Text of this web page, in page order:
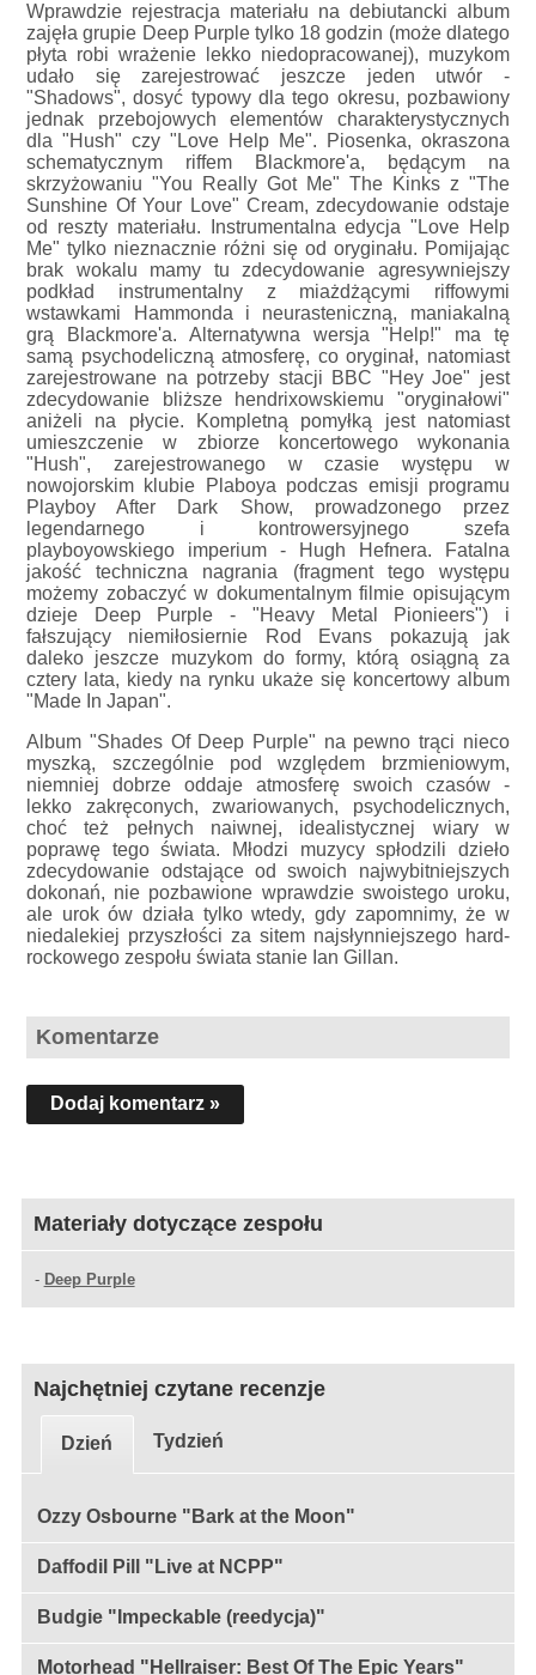
Wprawdzie rejestracja materiału na debiutancki album
zajęła grupie Deep Purple tylko 18 godzin (może dlatego
płyta robi wrażenie lekko niedopracowanej), muzykom
udało się zarejestrować jeszcze jeden utwór -
"Shadows", dosyć typowy dla tego okresu, pozbawiony
jednak przebojowych elementów charakterystycznych
dla "Hush" czy "Love Help Me". Piosenka, okraszona
schematycznym riffem Blackmore'a, będącym na
skrzyżowaniu "You Really Got Me" The Kinks z "The
Sunshine Of Your Love" Cream, zdecydowanie odstaje
od reszty materiału. Instrumentalna edycja "Love Help
Me" tylko nieznacznie różni się od oryginału. Pomijając
brak wokalu mamy tu zdecydowanie agresywniejszy
podkład instrumentalny z miażdżącymi riffowymi
wstawkami Hammonda i neurasteniczną, maniakalną
grą Blackmore'a. Alternatywna wersja "Help!" ma tę
samą psychodeliczną atmosferę, co oryginał, natomiast
zarejestrowane na potrzeby stacji BBC "Hey Joe" jest
zdecydowanie bliższe hendrixowskiemu "oryginałowi"
aniżeli na płycie. Kompletną pomyłką jest natomiast
umieszczenie w zbiorze koncertowego wykonania
"Hush", zarejestrowanego w czasie występu w
nowojorskim klubie Plaboya podczas emisji programu
Playboy After Dark Show, prowadzonego przez
legendarnego i kontrowersyjnego szefa
playboyowskiego imperium - Hugh Hefnera. Fatalna
jakość techniczna nagrania (fragment tego występu
możemy zobaczyć w dokumentalnym filmie opisującym
dzieje Deep Purple - "Heavy Metal Pionieers") i
fałszujący niemiłosiernie Rod Evans pokazują jak
daleko jeszcze muzykom do formy, którą osiągną za
cztery lata, kiedy na rynku ukaże się koncertowy album
"Made In Japan".
Album "Shades Of Deep Purple" na pewno trąci nieco
myszką, szczególnie pod względem brzmieniowym,
niemniej dobrze oddaje atmosferę swoich czasów -
lekko zakręconych, zwariowanych, psychodelicznych,
choć też pełnych naiwnej, idealistycznej wiary w
poprawę tego świata. Młodzi muzycy spłodzili dzieło
zdecydowanie odstające od swoich najwybitniejszych
dokonań, nie pozbawione wprawdzie swoistego uroku,
ale urok ów działa tylko wtedy, gdy zapomnimy, że w
niedalekiej przyszłości za sitem najsłynniejszego hard-
rockowego zespołu świata stanie Ian Gillan.
Komentarze
Dodaj komentarz »
Materiały dotyczące zespołu
- Deep Purple
Najchętniej czytane recenzje
Dzień Tydzień
Ozzy Osbourne "Bark at the Moon"
Daffodil Pill "Live at NCPP"
Budgie "Impeckable (reedycja)"
Motorhead "Hellraiser: Best Of The Epic Years"